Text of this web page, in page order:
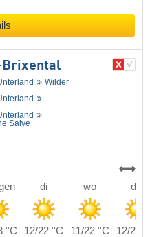
Wilder
Salve
di wo do
°C 12/22 °C 11/22 °C
12/22